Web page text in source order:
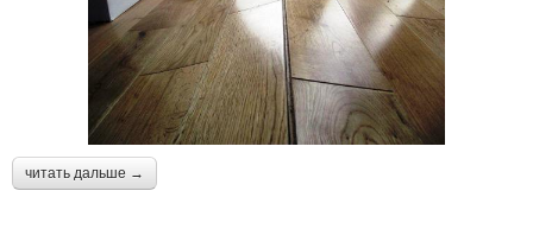
читать дальше →